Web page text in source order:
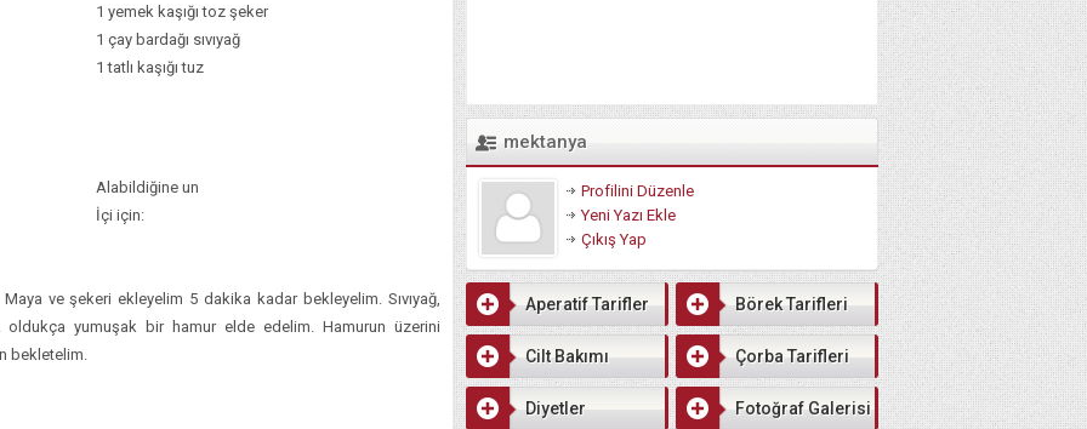
1 yemek kaşığı toz şeker
1 çay bardağı sıvıyağ
1 tatlı kaşığı tuz
Alabildiğine un
İçi için:
Maya ve şekeri ekleyelim 5 dakika kadar bekleyelim. Sıvıyağ,
yumuşak bir hamur elde edelim. Hamurun üzerini
bekletelim.
mektanya
Profilini Düzenle
Yeni Yazı Ekle
Çıkış Yap
Aperatif Tarifler Börek Tarifleri
Cilt Bakımı Çorba Tarifleri
Diyetler Fotoğraf Galerisi